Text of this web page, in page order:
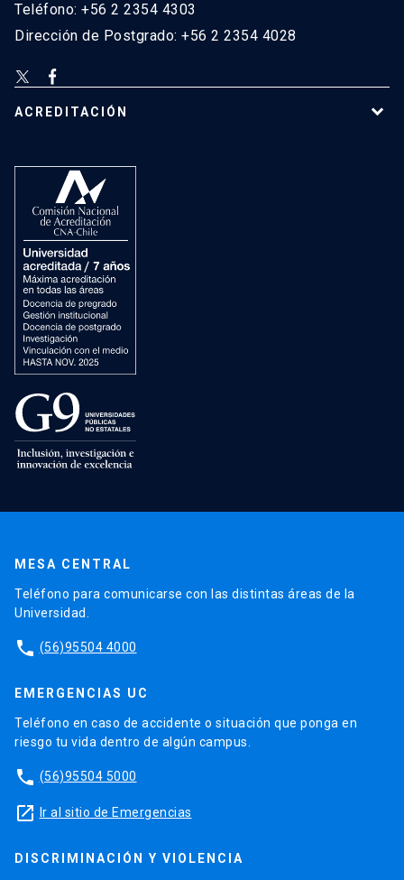
Teléfono: +56 2 2354 4303
Dirección de Postgrado: +56 2 2354 4028
ACREDITACIÓN
MESA CENTRAL
Teléfono para comunicarse con las distintas áreas de la
Universidad.
phone (56)95504 4000
EMERGENCIAS UC
Teléfono en caso de accidente o situación que ponga en
riesgo tu vida dentro de algún campus.
phone (56)95504 5000
launch Ir al sitio de Emergencias
DISCRIMINACIÓN Y VIOLENCIA